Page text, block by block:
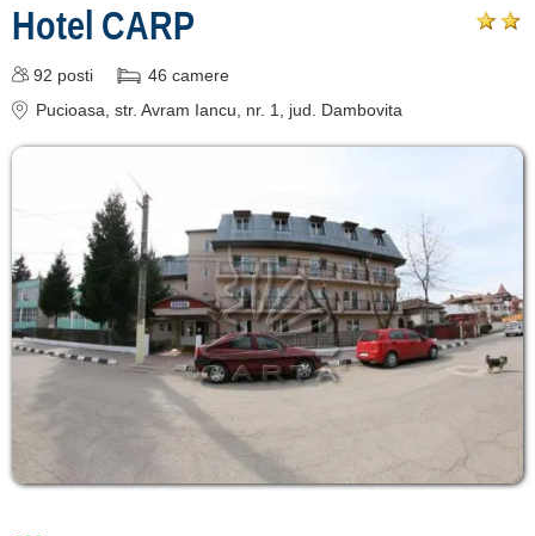
Hotel CARP
92 posti 46 camere
Pucioasa , str. Avram Iancu, nr. 1 , jud. Dambovita